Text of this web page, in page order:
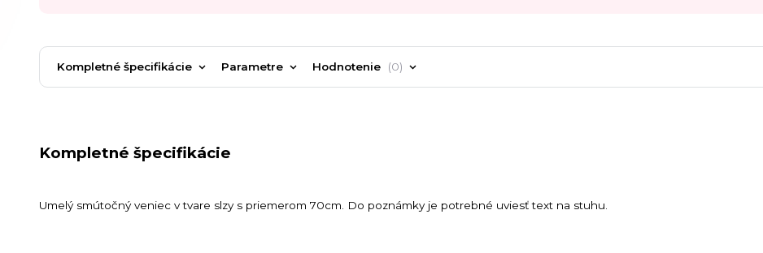
Kompletné špecifikácie Parametre Hodnotenie 0
Kompletné špecifikácie
Umelý smútočný veniec v tvare slzy s priemerom 70cm. Do poznámky je potrebné uviesť text na stuhu.